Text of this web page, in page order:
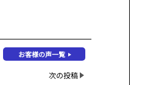
お客様の声一覧
次の投稿